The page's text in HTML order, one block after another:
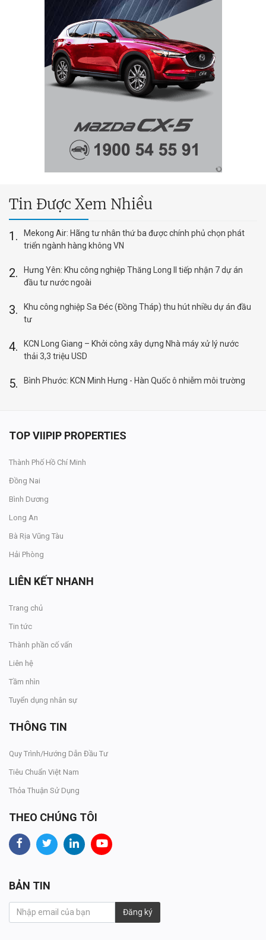
Tin Được Xem Nhiều
Mekong Air: Hãng tư nhân thứ ba được chính phủ chọn phát
triển ngành hàng không VN
Hưng Yên: Khu công nghiệp Thăng Long II tiếp nhận 7 dự án
đầu tư nước ngoài
Khu công nghiệp Sa Đéc (Đồng Tháp) thu hút nhiều dự án đầu
tư
KCN Long Giang – Khởi công xây dựng Nhà máy xử lý nước
thải 3,3 triệu USD
Bình Phước: KCN Minh Hưng - Hàn Quốc ô nhiễm môi trường
TOP VIIPIP PROPERTIES
Thành Phố Hồ Chí Minh
Đồng Nai
Bình Dương
Long An
Bà Rịa Vũng Tàu
Hải Phòng
LIÊN KẾT NHANH
Trang chủ
Tin tức
Thành phần cố vấn
Liên hệ
Tầm nhìn
Tuyển dụng nhân sự
THÔNG TIN
Quy Trình/Hướng Dẫn Đầu Tư
Tiêu Chuẩn Việt Nam
Thỏa Thuận Sử Dụng
THEO CHÚNG TÔI
BẢN TIN
Đăng ký